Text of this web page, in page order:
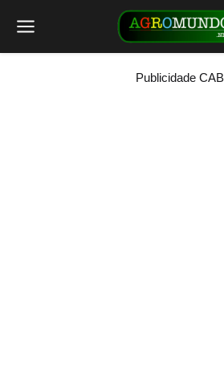
Publicidade CAB